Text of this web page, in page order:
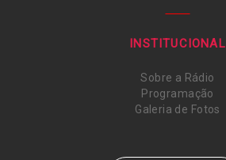
INSTITUCIONAL
Sobre a Rádio
Programação
Galeria de Fotos